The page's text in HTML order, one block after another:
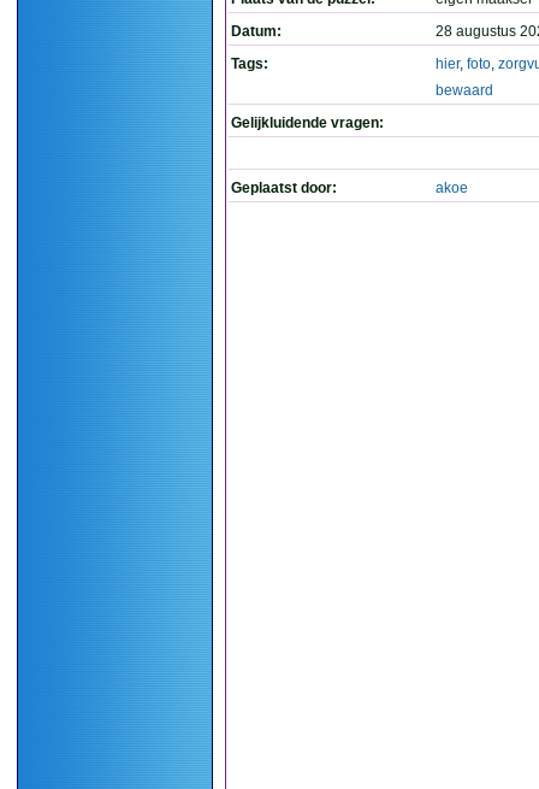
Datum:
28 augustus
Tags:
hier, foto,
bewaard
Gelijkluidende vragen:
Geplaatst door: akoe